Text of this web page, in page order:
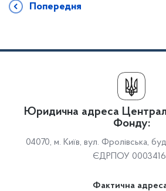
Попередня
Юридична адреса
Фонду:
04070, м. Київ, вул. Фролівська,
ЄДРПОУ
Фактична